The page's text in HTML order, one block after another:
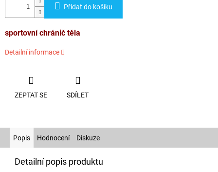
Přidat do košíku
sportovní chránič těla
Detailní informace
ZEPTAT SE SDÍLET
Popis Hodnocení Diskuze
Detailní popis produktu